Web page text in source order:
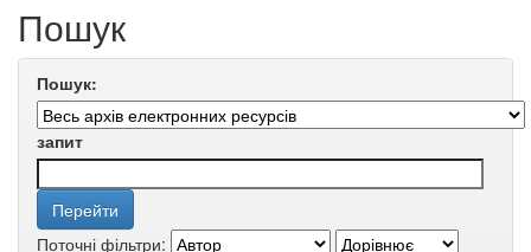
Пошук
Пошук:
запит
Поточні фільтри: